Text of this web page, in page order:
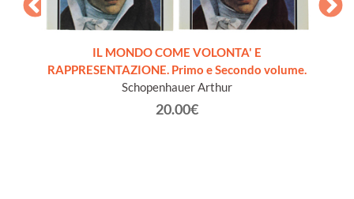
IL MONDO COME VOLONTA' E
RAPPRESENTAZIONE. Primo e Secondo volume.
Schopenhauer Arthur
20.00€